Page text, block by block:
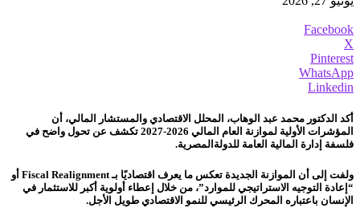
Facebook
X
Pinterest
WhatsApp
Linkedin
أكد الدكتور محمد عبد الوهاب، المحلل الاقتصادي والمستشار المالي، أن
المؤشرات الأولية لموازنة العام المالي 2026-2027 تكشف عن تحول واضح في
فلسفة إدارة المالية العامة للدولةالمصرية.
ولفت إلى أن الموازنة الجديدة تعكس ما يعرف اقتصاديًا بـ Fiscal Realignment أو
“إعادة التوجيه الاستراتيجي للموارد”، من خلال إعطاء أولوية أكبر للاستثمار في
الإنسان باعتباره المحرك الرئيسي للنمو الاقتصادي طويل الأجل.